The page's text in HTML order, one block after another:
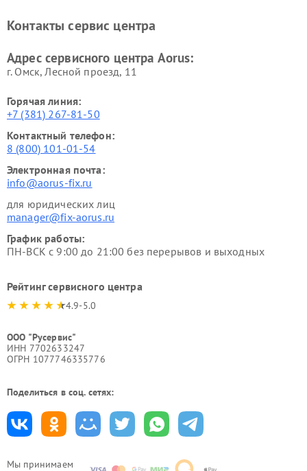
Мы принимаем
Контакты сервис центра
Адрес сервисного центра Aorus:
г. Омск, ​Лесной проезд, 11
Горячая линия:
+7 (381) 267-81-50
Контактный телефон:
8 (800) 101-01-54
Электронная почта:
info@aorus-fix.ru
для юридических лиц
manager@fix-aorus.ru
График работы:
ПН-ВСК с 9:00 до 21:00 без перерывов и выходных
Рейтинг сервисного центра
4.9-5.0
ООО "Русервис"
ИНН 7702633247
ОГРН 1077746335776
Поделиться в соц. сетях: